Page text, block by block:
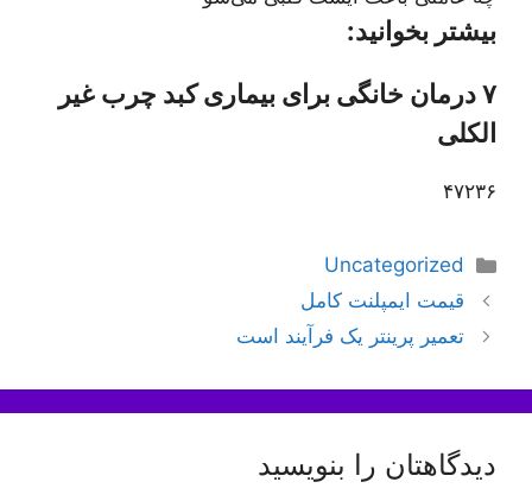
بیشتر بخوانید:
۷ درمان خانگی برای بیماری کبد چرب غیر
الکلی
۴۷۲۳۶
دسته‌ها
Uncategorized
ناوبری
نوشته‌ها
قیمت ایمپلنت کامل
تعمیر پرینتر یک فرآیند است
دیدگاهتان را بنویسید